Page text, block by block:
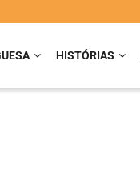
HISTÓRIAS